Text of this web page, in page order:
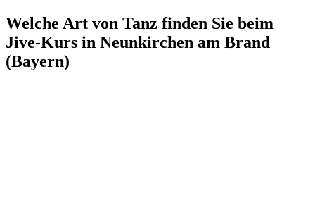
Welche Art von Tanz finden Sie beim
Jive-Kurs in Neunkirchen am Brand
(Bayern)